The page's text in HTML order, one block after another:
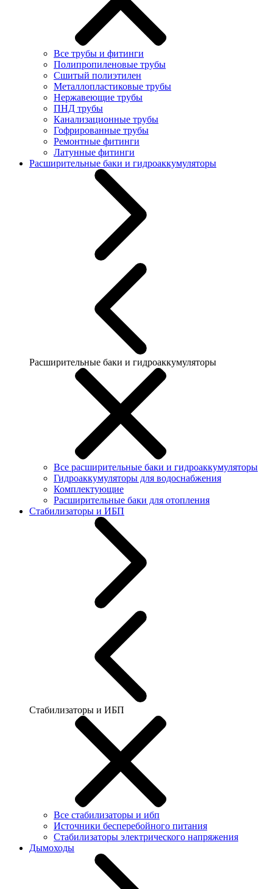
Все трубы и фитинги
Полипропиленовые трубы
Сшитый полиэтилен
Металлопластиковые трубы
Нержавеющие трубы
ПНД трубы
Канализационные трубы
Гофрированные трубы
Ремонтные фитинги
Латунные фитинги
Расширительные баки и гидроаккумуляторы
Расширительные баки и гидроаккумуляторы
Все расширительные баки и гидроаккумуляторы
Гидроаккумуляторы для водоснабжения
Комплектующие
Расширительные баки для отопления
Стабилизаторы и ИБП
Стабилизаторы и ИБП
Все стабилизаторы и ибп
Источники бесперебойного питания
Стабилизаторы электрического напряжения
Дымоходы